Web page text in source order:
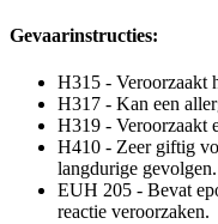
Gevaarinstructies:
H315 - Veroorzaakt
H317 - Kan een
H319 - Veroorzaakt
H410 - Zeer giftig
langdurige gevolgen.
EUH 205 - Bevat
reactie veroorzaken.